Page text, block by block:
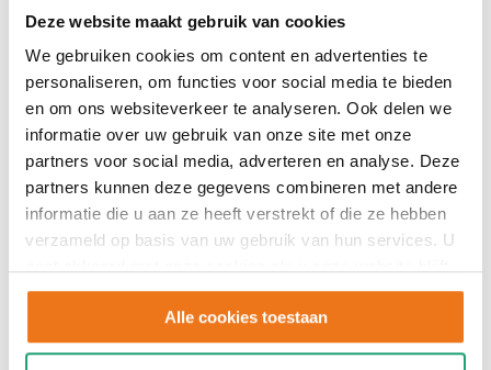
Deze website maakt gebruik van cookies
We gebruiken cookies om content en advertenties te
personaliseren, om functies voor social media te bieden
en om ons websiteverkeer te analyseren. Ook delen we
informatie over uw gebruik van onze site met onze
partners voor social media, adverteren en analyse. Deze
partners kunnen deze gegevens combineren met andere
informatie die u aan ze heeft verstrekt of die ze hebben
verzameld op basis van uw gebruik van hun services. U
gebruiken.
Alle cookies toestaan